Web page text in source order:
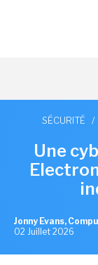
SÉCURITÉ /
Une
Jonny Evans,
02 Juillet 2026